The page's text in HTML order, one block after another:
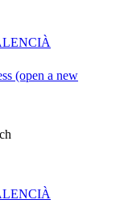
(open a new